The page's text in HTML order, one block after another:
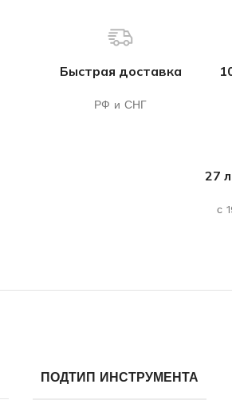
Быстрая доставка
РФ и СНГ
27
с
ПОДТИП ИНСТРУМЕНТА